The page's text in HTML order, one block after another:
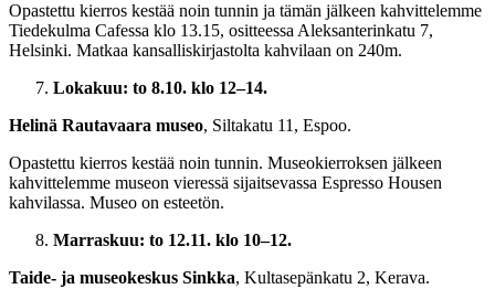
Opastettu kierros kestää noin tunnin ja tämän jälkeen kahvittelemme
Tiedekulma Cafessa klo 13.15, ositteessa Aleksanterinkatu 7,
Helsinki. Matkaa kansalliskirjastolta kahvilaan on 240m.
Lokakuu: to 8.10. klo 12–14.
Helinä Rautavaara museo, Siltakatu 11, Espoo.
Opastettu kierros kestää noin tunnin. Museokierroksen jälkeen
kahvittelemme museon vieressä sijaitsevassa Espresso Housen
kahvilassa. Museo on esteetön.
Marraskuu: to 12.11. klo 10–12.
Taide- ja museokeskus Sinkka, Kultasepänkatu 2, Kerava.